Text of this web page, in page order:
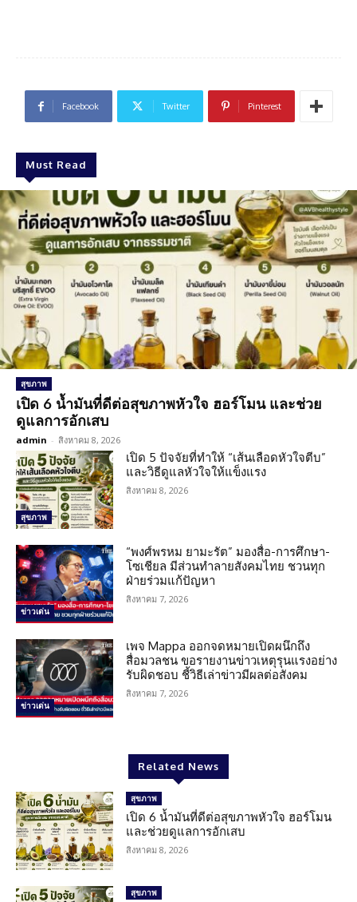
Facebook Twitter Pinterest
Must Read
สุขภาพ
เปิด 6 น้ำมันที่ดีต่อสุขภาพหัวใจ ฮอร์โมน และช่วย
ดูแลการอักเสบ
admin - สิงหาคม 8, 2026
สุขภาพ
เปิด 5 ปัจจัยที่ทำให้ “เส้นเลือดหัวใจตีบ”
และวิธีดูแลหัวใจให้แข็งแรง
สิงหาคม 8, 2026
ข่าวเด่น
“พงศ์พรหม ยามะรัต” มองสื่อ-การศึกษา-
โซเชียล มีส่วนทำลายสังคมไทย ชวนทุก
ฝ่ายร่วมแก้ปัญหา
สิงหาคม 7, 2026
ข่าวเด่น
เพจ Mappa ออกจดหมายเปิดผนึกถึง
สื่อมวลชน ขอรายงานข่าวเหตุรุนแรงอย่าง
รับผิดชอบ ชี้วิธีเล่าข่าวมีผลต่อสังคม
สิงหาคม 7, 2026
Related News
สุขภาพ
เปิด 6 น้ำมันที่ดีต่อสุขภาพหัวใจ ฮอร์โมน
และช่วยดูแลการอักเสบ
สิงหาคม 8, 2026
สุขภาพ